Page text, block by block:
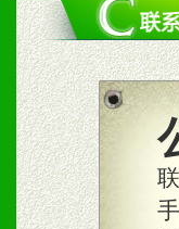
1、统
商利润
2、区
合作关